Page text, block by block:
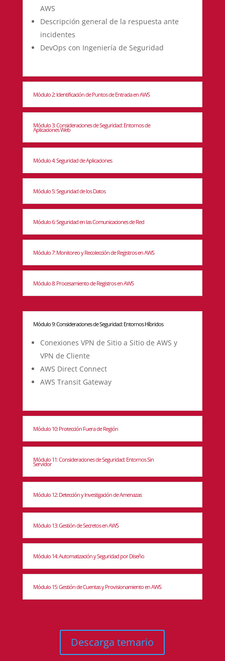
AWS
Descripción general de la respuesta ante
incidentes
DevOps con Ingeniería de Seguridad
Módulo 2: Identificación de Puntos de Entrada en AWS
Módulo 3: Consideraciones de Seguridad: Entornos de
Aplicaciones Web
Módulo 4: Seguridad de Aplicaciones
Módulo 5: Seguridad de los Datos
Módulo 6: Seguridad en las Comunicaciones de Red
Módulo 7: Monitoreo y Recolección de Registros en AWS
Módulo 8: Procesamiento de Registros en AWS
Módulo 9: Consideraciones de Seguridad: Entornos Híbridos
Conexiones VPN de Sitio a Sitio de AWS y
VPN de Cliente
AWS Direct Connect
AWS Transit Gateway
Módulo 10: Protección Fuera de Región
Módulo 11: Consideraciones de Seguridad: Entornos Sin
Servidor
Módulo 12: Detección y Investigación de Amenazas
Módulo 13: Gestión de Secretos en AWS
Módulo 14: Automatización y Seguridad por Diseño
Módulo 15: Gestión de Cuentas y Provisionamiento en AWS
Descarga temario